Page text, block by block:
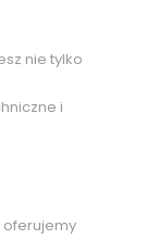
nie tylko
i
oferujemy